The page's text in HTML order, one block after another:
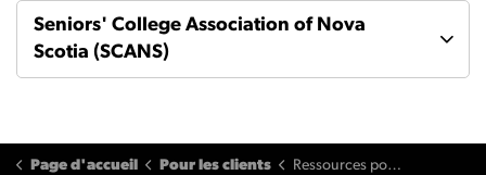
Seniors' College Association of Nova
Scotia (SCANS)
Page d'accueil Pour les clients Ressources pour les consommateurs